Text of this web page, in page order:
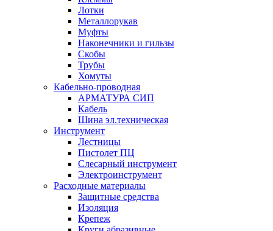
Лотки
Металлорукав
Муфты
Наконечники и гильзы
Скобы
Трубы
Хомуты
Кабельно-проводная
АРМАТУРА СИП
Кабель
Шина эл.техническая
Инструмент
Лестницы
Пистолет ПЦ
Слесарный инструмент
Электроинструмент
Расходные материалы
Защитные средства
Изоляция
Крепеж